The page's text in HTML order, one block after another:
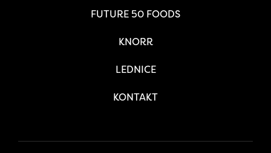
FUTURE 50 FOODS
KNORR
LEDNICE
KONTAKT